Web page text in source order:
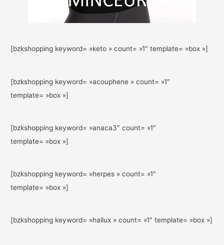
[bzkshopping keyword= »keto » count= »1″ template= »box »]
[bzkshopping keyword= »acouphene » count= »1″
template= »box »]
[bzkshopping keyword= »anaca3″ count= »1″
template= »box »]
[bzkshopping keyword= »herpes » count= »1″
template= »box »]
[bzkshopping keyword= »hallux » count= »1″ template= »box »]